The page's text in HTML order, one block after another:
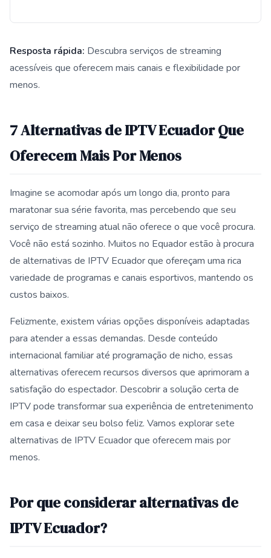
Resposta rápida: Descubra serviços de streaming
acessíveis que oferecem mais canais e flexibilidade por
menos.
7 Alternativas de IPTV Ecuador Que
Oferecem Mais Por Menos
Imagine se acomodar após um longo dia, pronto para
maratonar sua série favorita, mas percebendo que seu
serviço de streaming atual não oferece o que você procura.
Você não está sozinho. Muitos no Equador estão à procura
de alternativas de IPTV Ecuador que ofereçam uma rica
variedade de programas e canais esportivos, mantendo os
custos baixos.
Felizmente, existem várias opções disponíveis adaptadas
para atender a essas demandas. Desde conteúdo
internacional familiar até programação de nicho, essas
alternativas oferecem recursos diversos que aprimoram a
satisfação do espectador. Descobrir a solução certa de
IPTV pode transformar sua experiência de entretenimento
em casa e deixar seu bolso feliz. Vamos explorar sete
alternativas de IPTV Ecuador que oferecem mais por
menos.
Por que considerar alternativas de
IPTV Ecuador?